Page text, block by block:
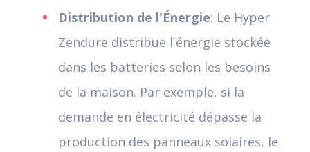
Distribution de l'Énergie: Le Hyper
Zendure distribue l'énergie stockée
dans les batteries selon les besoins
de la maison. Par exemple, si la
demande en électricité dépasse la
production des panneaux solaires, le